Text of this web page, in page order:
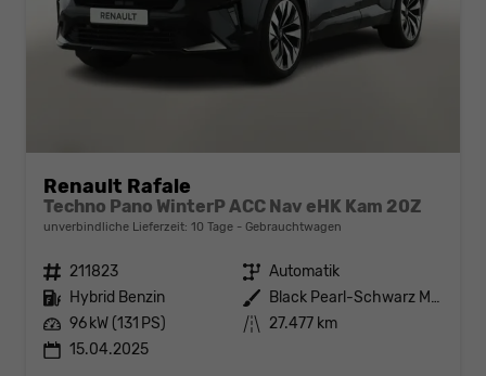
Renault Rafale
Techno Pano WinterP ACC Nav eHK Kam 20Z
unverbindliche Lieferzeit: 10 Tage Gebrauchtwagen
Fahrzeugnr. 211823 Getriebe Automatik
Kraftstoff Hybrid Benzin Außenfarbe
Black Pearl-Schwarz Metallic
Leistung 96 kW (131 PS) Kilometerstand 27.477 km
15.04.2025